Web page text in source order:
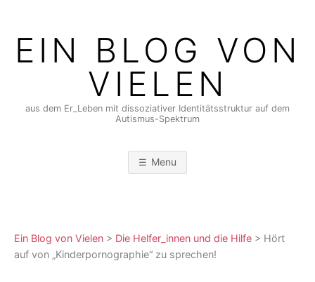
contentEIN BLOG VON
VIELEN
aus dem Er_Leben mit dissoziativer Identitätsstruktur auf dem
Autismus-Spektrum
Menu
Ein Blog von Vielen > Die Helfer_innen und die Hilfe > Hört
auf von „Kinderpornographie“ zu sprechen!